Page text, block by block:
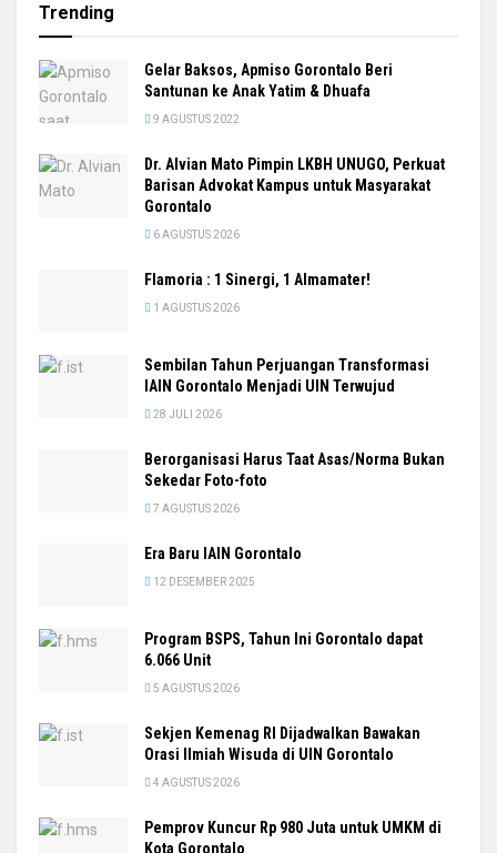
Trending
Gelar Baksos, Apmiso Gorontalo Beri
Santunan ke Anak Yatim & Dhuafa
9 AGUSTUS 2022
Dr. Alvian Mato Pimpin LKBH UNUGO, Perkuat
Barisan Advokat Kampus untuk Masyarakat
Gorontalo
6 AGUSTUS 2026
Flamoria : 1 Sinergi, 1 Almamater!
1 AGUSTUS 2026
Sembilan Tahun Perjuangan Transformasi
IAIN Gorontalo Menjadi UIN Terwujud
28 JULI 2026
Berorganisasi Harus Taat Asas/Norma Bukan
Sekedar Foto-foto
7 AGUSTUS 2026
Era Baru IAIN Gorontalo
12 DESEMBER 2025
Program BSPS, Tahun Ini Gorontalo dapat
6.066 Unit
5 AGUSTUS 2026
Sekjen Kemenag RI Dijadwalkan Bawakan
Orasi Ilmiah Wisuda di UIN Gorontalo
4 AGUSTUS 2026
Pemprov Kuncur Rp 980 Juta untuk UMKM di
Kota Gorontalo